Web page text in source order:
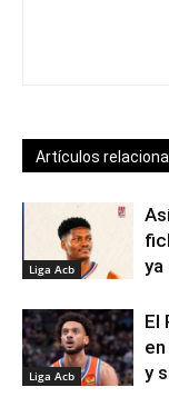
Artículos
Liga Acb
ya
Liga Acb
El
y